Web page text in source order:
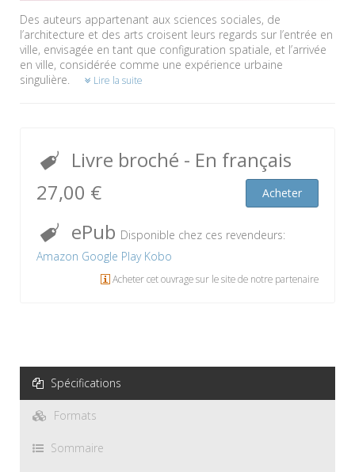
Des auteurs appartenant aux sciences sociales, de
l’architecture et des arts croisent leurs regards sur l’entrée en
ville, envisagée en tant que configuration spatiale, et l’arrivée
en ville, considérée comme une expérience urbaine
singulière.
Lire la suite
Livre broché - En français
27,00 €
Acheter
ePub Disponible chez ces revendeurs:
Amazon Google Play Kobo
Acheter cet ouvrage sur le site de notre partenaire
Spécifications
Formats
Sommaire